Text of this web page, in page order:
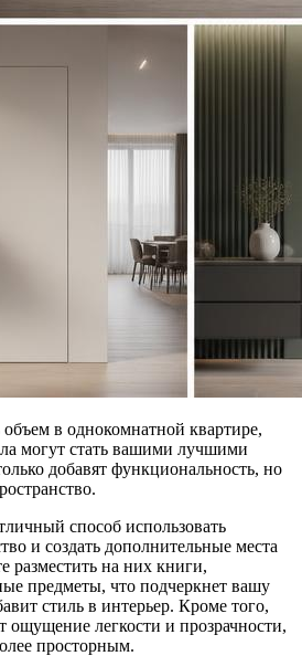
в однокомнатной квартире,
могут стать вашими лучшими
добавят функциональность, но
способ использовать
и создать дополнительные места
разместить на них книги,
предметы, что подчеркнет вашу
стиль в интерьер. Кроме того,
ощущение легкости и прозрачности,
просторным.